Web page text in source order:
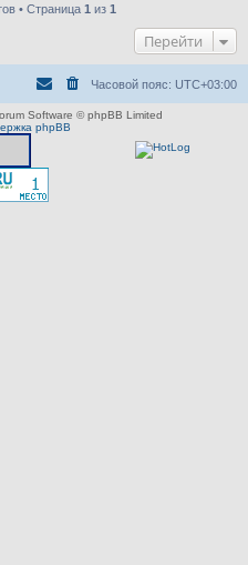
• Страница 1 из 1
Перейти
Часовой пояс: UTC+03:00
Software © phpBB Limited
phpBB